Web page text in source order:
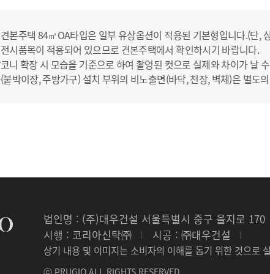
본주택 84㎡OA타입은 일부 유상옵션이 적용된 기본형입니다.(단
시품목이 적용되어 있으므로 견본주택에서 확인하시기 바랍니다.
니 확장 시 모습을 기준으로 하여 촬영된 컷으로 실제와 차이가 날
박이장, 주방가구) 설치 부위의 비노출면(바닥, 천장, 벽체)은 별도
법인명 : (주)대우건설 서울특별시 중구 을지로 170
시행 : 코리아신탁㈜
시공 : ㈜대우건설
상기 내용 및 이미지는 소비자의 이해를 돕기 위한 것으로
ⓒ PRUGIO ALL RIGHTS RESERVED.